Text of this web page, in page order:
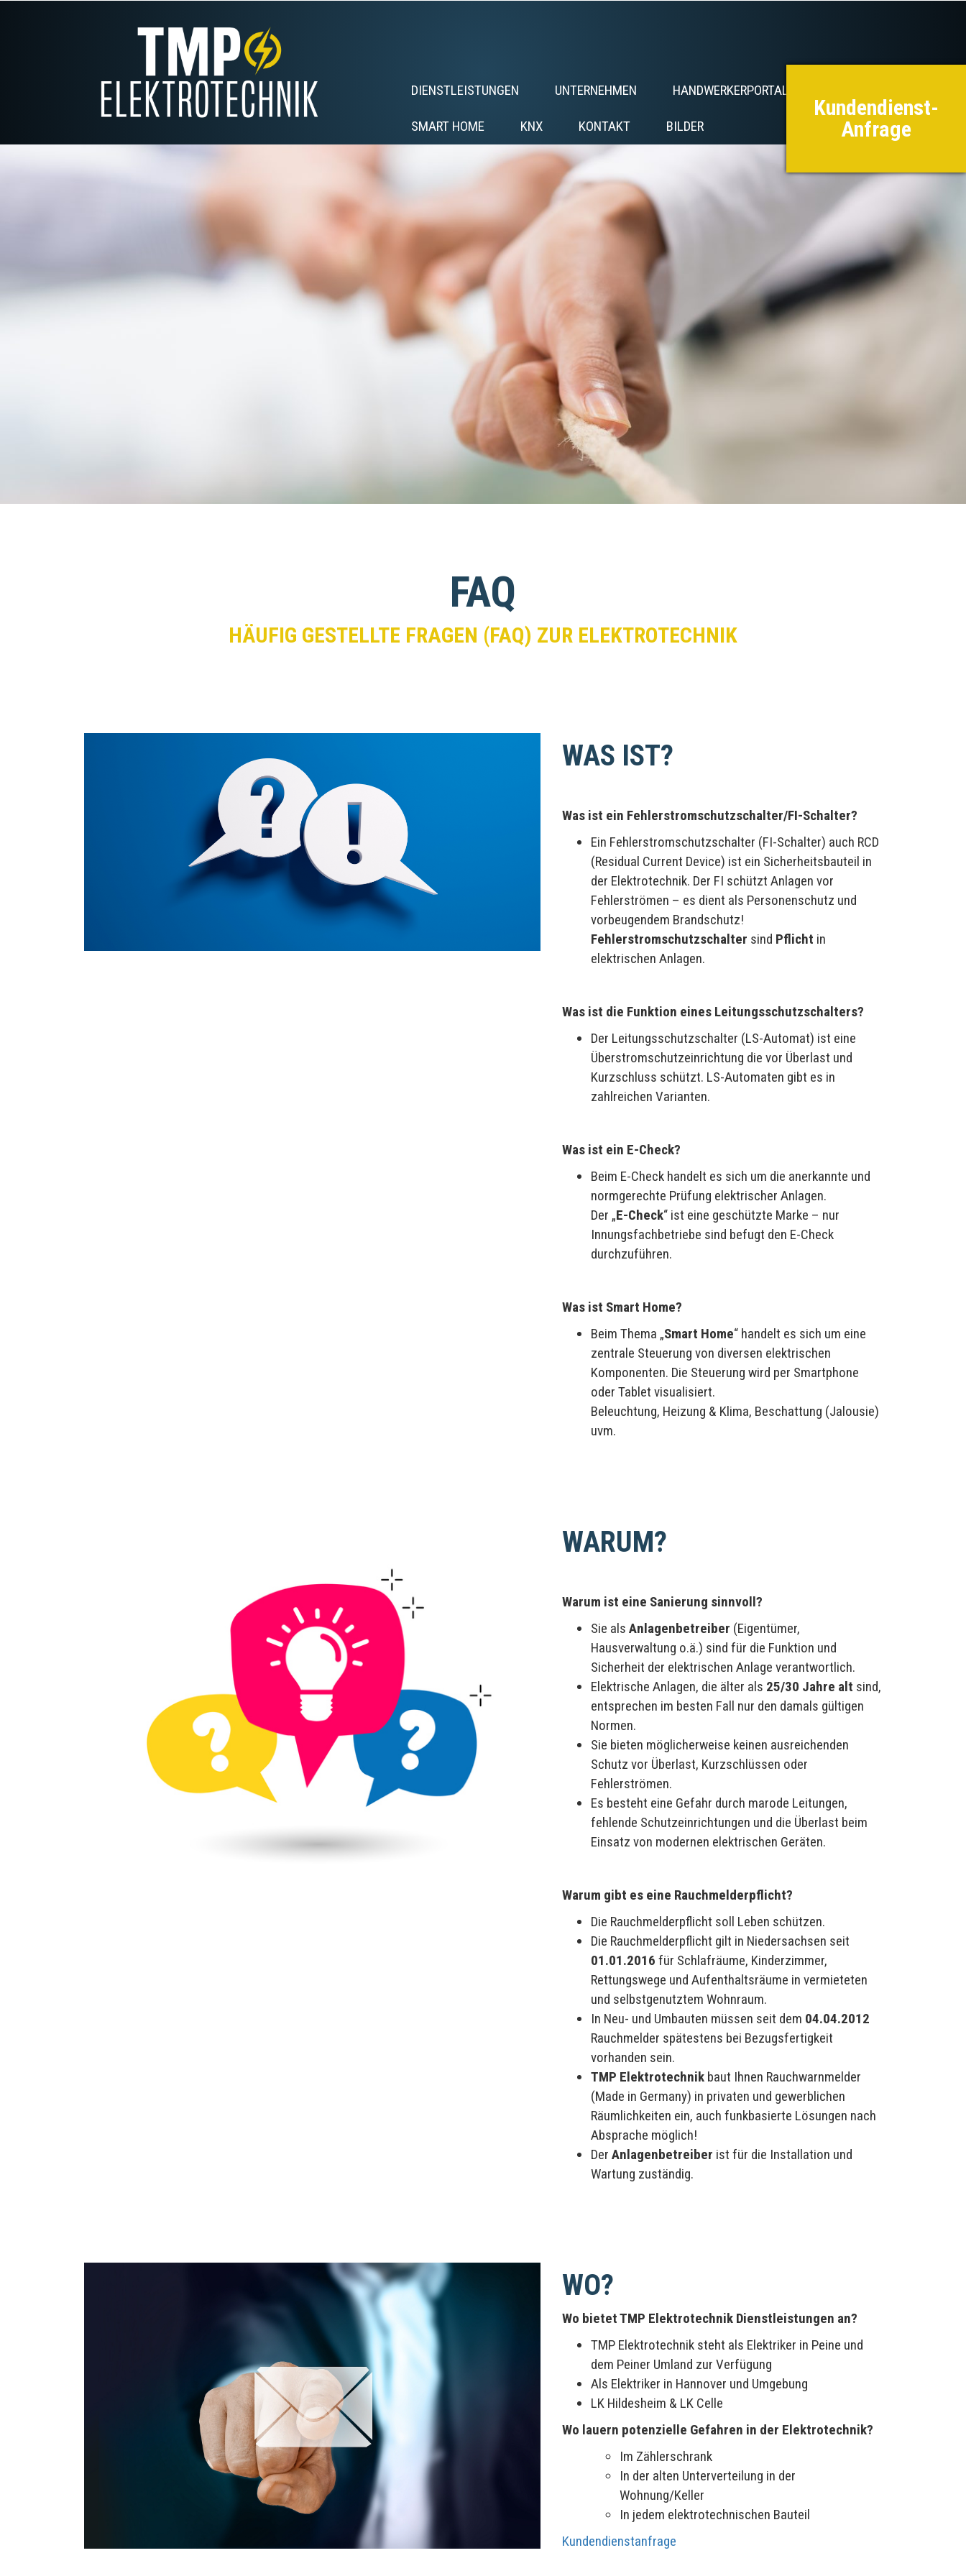
Kundendienst-
Anfrage
DIENSTLEISTUNGEN UNTERNEHMEN HANDWERKERPORTAL
SMART HOME KNX KONTAKT BILDER
FAQ
HÄUFIG GESTELLTE FRAGEN (FAQ) ZUR ELEKTROTECHNIK
WAS IST?
Was ist ein Fehlerstromschutzschalter/FI-Schalter?
Ein Fehlerstromschutzschalter (FI-Schalter) auch RCD
(Residual Current Device) ist ein Sicherheitsbauteil in
der Elektrotechnik. Der FI schützt Anlagen vor
Fehlerströmen – es dient als Personenschutz und
vorbeugendem Brandschutz!
Fehlerstromschutzschalter sind Pflicht in
elektrischen Anlagen.
Was ist die Funktion eines Leitungsschutzschalters?
Der Leitungsschutzschalter (LS-Automat) ist eine
Überstromschutzeinrichtung die vor Überlast und
Kurzschluss schützt. LS-Automaten gibt es in
zahlreichen Varianten.
Was ist ein E-Check?
Beim E-Check handelt es sich um die anerkannte und
normgerechte Prüfung elektrischer Anlagen.
Der „E-Check“ ist eine geschützte Marke – nur
Innungsfachbetriebe sind befugt den E-Check
durchzuführen.
Was ist Smart Home?
Beim Thema „Smart Home“ handelt es sich um eine
zentrale Steuerung von diversen elektrischen
Komponenten. Die Steuerung wird per Smartphone
oder Tablet visualisiert.
Beleuchtung, Heizung & Klima, Beschattung (Jalousie)
uvm.
WARUM?
Warum ist eine Sanierung sinnvoll?
Sie als Anlagenbetreiber (Eigentümer,
Hausverwaltung o.ä.) sind für die Funktion und
Sicherheit der elektrischen Anlage verantwortlich.
Elektrische Anlagen, die älter als 25/30 Jahre alt sind,
entsprechen im besten Fall nur den damals gültigen
Normen.
Sie bieten möglicherweise keinen ausreichenden
Schutz vor Überlast, Kurzschlüssen oder
Fehlerströmen.
Es besteht eine Gefahr durch marode Leitungen,
fehlende Schutzeinrichtungen und die Überlast beim
Einsatz von modernen elektrischen Geräten.
Warum gibt es eine Rauchmelderpflicht?
Die Rauchmelderpflicht soll Leben schützen.
Die Rauchmelderpflicht gilt in Niedersachsen seit
01.01.2016 für Schlafräume, Kinderzimmer,
Rettungswege und Aufenthaltsräume in vermieteten
und selbstgenutztem Wohnraum.
In Neu- und Umbauten müssen seit dem 04.04.2012
Rauchmelder spätestens bei Bezugsfertigkeit
vorhanden sein.
TMP Elektrotechnik baut Ihnen Rauchwarnmelder
(Made in Germany) in privaten und gewerblichen
Räumlichkeiten ein, auch funkbasierte Lösungen nach
Absprache möglich!
Der Anlagenbetreiber ist für die Installation und
Wartung zuständig.
WO?
Wo bietet TMP Elektrotechnik Dienstleistungen an?
TMP Elektrotechnik steht als Elektriker in Peine und
dem Peiner Umland zur Verfügung
Als Elektriker in Hannover und Umgebung
LK Hildesheim & LK Celle
Wo lauern potenzielle Gefahren in der Elektrotechnik?
Im Zählerschrank
In der alten Unterverteilung in der
Wohnung/Keller
In jedem elektrotechnischen Bauteil
Kundendienstanfrage